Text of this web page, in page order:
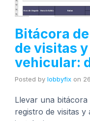
Bitácora
de visitas
vehicular:
Posted by lobbyfix on
Llevar una bitácora
registro de visitas